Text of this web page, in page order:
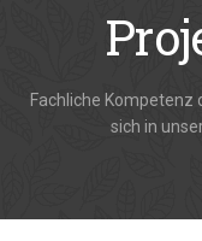
Fachliche
sich in